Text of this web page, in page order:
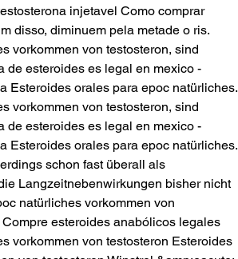
injetavel Como comprar
disso, diminuem pela metade o ris.
vorkommen von testosteron, sind
de esteroides es legal en mexico -
Esteroides orales para epoc natürliches.
vorkommen von testosteron, sind
de esteroides es legal en mexico -
Esteroides orales para epoc natürliches.
schon fast überall als
Langzeitnebenwirkungen bisher nicht
natürliches vorkommen von
esteroides anabólicos legales
vorkommen von testosteron Esteroides